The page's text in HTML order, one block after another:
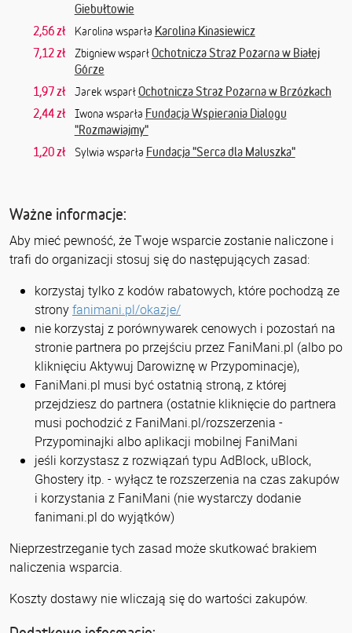
Giebułtowie
2,56 zł
Karolina wsparła Karolina Kinasiewicz
7,12 zł
Zbigniew wsparłOchotnicza Straż Pożarna w Białej
Górze
1,97 zł
Jarek wsparłOchotnicza Straż Pożarna w Brzózkach
2,44 zł
Iwona wsparła Fundacja Wspierania Dialogu
"Rozmawiajmy"
1,20 zł
Sylwia wsparła Fundacja "Serca dla Maluszka"
Ważne informacje:
Aby mieć pewność, że Twoje wsparcie zostanie naliczone i
trafi do organizacji stosuj się do następujących zasad:
korzystaj tylko z kodów rabatowych, które pochodzą ze
stronyfanimani.pl/okazje/
nie korzystaj z porównywarek cenowych i pozostań na
stronie partnera po przejściu przez FaniMani.pl (albo po
kliknięciu Aktywuj Darowiznę w Przypominacje),
FaniMani.pl musi być ostatnią stroną, z której
przejdziesz do partnera (ostatnie kliknięcie do partnera
musi pochodzić z FaniMani.pl/rozszerzenia -
Przypominajki albo aplikacji mobilnej FaniMani
jeśli korzystasz z rozwiązań typu AdBlock, uBlock,
Ghostery itp. - wyłącz te rozszerzenia na czas zakupów
i korzystania z FaniMani (nie wystarczy dodanie
fanimani.pl do wyjątków)
Nieprzestrzeganie tych zasad może skutkować brakiem
naliczenia wsparcia.
Koszty dostawy nie wliczają się do wartości zakupów.